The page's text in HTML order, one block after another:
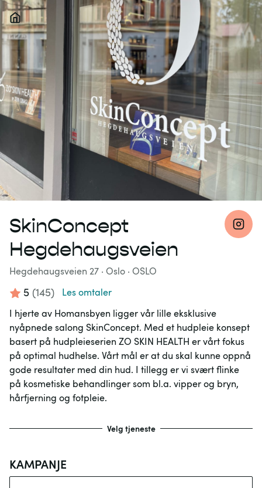
SkinConcept
Hegdehaugsveien
Hegdehaugsveien 27 · Oslo · OSLO
5 (145)
Les omtaler
I hjerte av Homansbyen ligger vår lille eksklusive
nyåpnede salong SkinConcept. Med et hudpleie konsept
basert på hudpleieserien ZO SKIN HEALTH er vårt fokus
på optimal hudhelse. Vårt mål er at du skal kunne oppnå
gode resultater med din hud. I tillegg er vi svært flinke
på kosmetiske behandlinger som bl.a. vipper og bryn,
hårfjerning og fotpleie.
Velg tjeneste
KAMPANJE